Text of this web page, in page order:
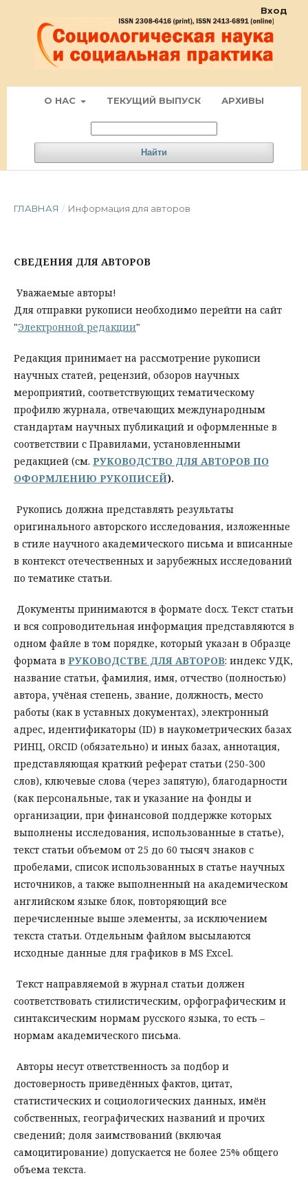
О НАС ТЕКУЩИЙ ВЫПУСК АРХИВЫ
Найти
Вход
ГЛАВНАЯ / Информация для авторов
СВЕДЕНИЯ ДЛЯ АВТОРОВ
Уважаемые авторы!
Для отправки рукописи необходимо перейти на сайт
"Электронной редакции"
Редакция принимает на рассмотрение рукописи
научных статей, рецензий, обзоров научных
мероприятий, соответствующих тематическому
профилю журнала, отвечающих международным
стандартам научных публикаций и оформленные в
соответствии с Правилами, установленными
редакцией (см. РУКОВОДСТВО ДЛЯ АВТОРОВ ПО
ОФОРМЛЕНИЮ РУКОПИСЕЙ).
Рукопись должна представлять результаты
оригинального авторского исследования, изложенные
в стиле научного академического письма и вписанные
в контекст отечественных и зарубежных исследований
по тематике статьи.
Документы принимаются в формате docx. Текст статьи
и вся сопроводительная информация представляются в
одном файле в том порядке, который указан в Образце
формата в РУКОВОДСТВЕ ДЛЯ АВТОРОВ: индекс УДК,
название статьи, фамилия, имя, отчество (полностью)
автора, учёная степень, звание, должность, место
работы (как в уставных документах), электронный
адрес, идентификаторы (ID) в наукометрических базах
РИНЦ, ORCID (обязательно) и иных базах, аннотация,
представляющая краткий реферат статьи (250-300
слов), ключевые слова (через запятую), благодарности
(как персональные, так и указание на фонды и
организации, при финансовой поддержке которых
выполнены исследования, использованные в статье),
текст статьи объемом от 25 до 60 тысяч знаков с
пробелами, список использованных в статье научных
источников, а также выполненный на академическом
английском языке блок, повторяющий все
перечисленные выше элементы, за исключением
текста статьи. Отдельным файлом высылаются
исходные данные для графиков в MS Excel.
Текст направляемой в журнал статьи должен
соответствовать стилистическим, орфографическим и
синтаксическим нормам русского языка, то есть –
нормам академического письма.
Авторы несут ответственность за подбор и
достоверность приведённых фактов, цитат,
статистических и социологических данных, имён
собственных, географических названий и прочих
сведений; доля заимствований (включая
самоцитирование) допускается не более 25% общего
объема текста.